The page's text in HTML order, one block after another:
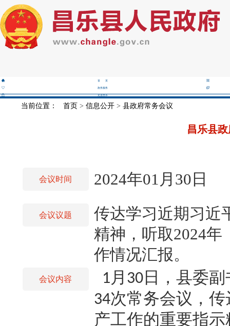
首 页
政务服务
走进昌乐
当前位置： 首页 > 信息公开> 县政府常务会议
昌乐县
会议时间 2024年01月30日
会议议题
传达学习近期习近
精神，听取2024
作情况汇报。
会议内容 1 月 30日，县委
34次常务会议，
产工作的重要指